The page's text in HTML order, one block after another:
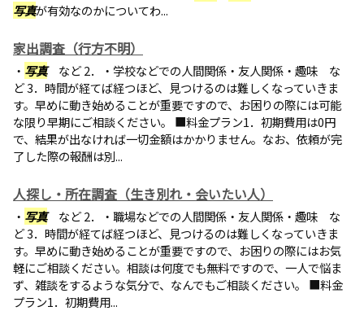
写真が有効なのかについてわ...
家出調査（行方不明）
・ 写真など 2．・学校などでの人間関係・友人関係・趣味 な
ど 3．時間が経てば経つほど、見つけるのは難しくなっていきま
す。早めに動き始めることが重要ですので、お困りの際には可能
な限り早期にご相談ください。 ■料金プラン1．初期費用は0円
で、結果が出なければ一切金額はかかりません。なお、依頼が完
了した際の報酬は別...
人探し・所在調査（生き別れ・会いたい人）
・ 写真など 2．・職場などでの人間関係・友人関係・趣味 な
ど 3．時間が経てば経つほど、見つけるのは難しくなっていきま
す。早めに動き始めることが重要ですので、お困りの際にはお気
軽にご相談ください。相談は何度でも無料ですので、一人で悩ま
ず、雑談をするような気分で、なんでもご相談ください。 ■料金
プラン1．初期費用...